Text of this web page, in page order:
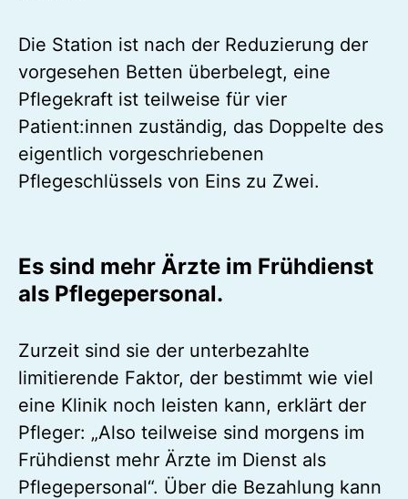
Die Station ist nach der Reduzierung der
vorgesehen Betten überbelegt, eine
Pflegekraft ist teilweise für vier
Patient:innen zuständig, das Doppelte des
eigentlich vorgeschriebenen
Pflegeschlüssels von Eins zu Zwei.
Es sind mehr Ärzte im Frühdienst
als Pflegepersonal.
Zurzeit sind sie der unterbezahlte
limitierende Faktor, der bestimmt wie viel
eine Klinik noch leisten kann, erklärt der
Pfleger: „Also teilweise sind morgens im
Frühdienst mehr Ärzte im Dienst als
Pflegepersonal“. Über die Bezahlung kann